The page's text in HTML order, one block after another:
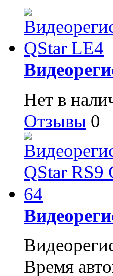
Нет в
Отзывы 0
Время